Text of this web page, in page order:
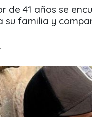
de 41 años se
su familia y